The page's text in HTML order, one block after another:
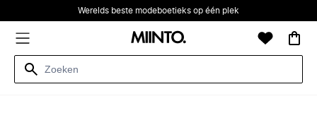
Werelds beste modeboetieks op één plek